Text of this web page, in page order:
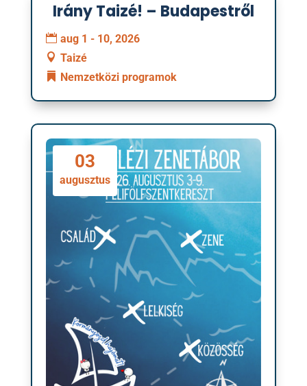
01
augusztus
Irány Taizé! – Budapestről
aug 1 - 10, 2026
Taizé
Nemzetközi programok
03
augusztus